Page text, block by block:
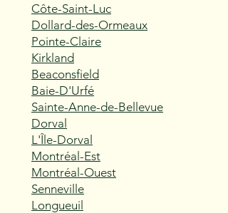
Côte-Saint-Luc
Dollard-des-Ormeaux
Pointe-Claire
Kirkland
Beaconsfield
Baie-D'Urfé
Sainte-Anne-de-Bellevue
Dorval
L'Île-Dorval
Montréal-Est
Montréal-Ouest
Senneville
Longueuil